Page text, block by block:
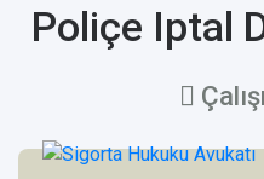
Poliçe Iptal